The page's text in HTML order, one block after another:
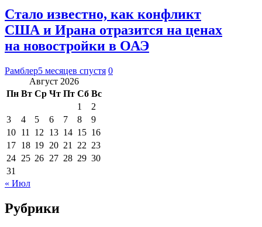
Стало известно, как конфликт
США и Ирана отразится на ценах
на новостройки в ОАЭ
Рамблер5 месяцев спустя 0
Август 2026
Пн Вт Ср Чт Пт Сб Вс
1
2
3
4 5 6 7 8
9
10 11 12 13 14 15 16
17 18 19 20 21 22 23
24 25 26 27 28 29 30
31
« Июл
Рубрики